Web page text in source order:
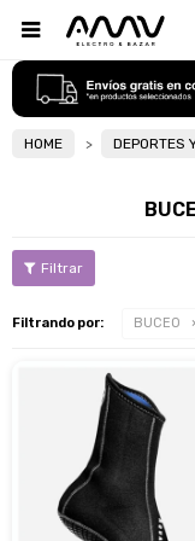

HOME DEPORTES
Filtrando por: BUCEO